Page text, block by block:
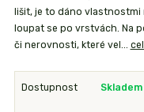
lišit, je to dáno
loupat se po vrstvách. Na
či nerovnosti, které vel...
Dostupnost Skladem